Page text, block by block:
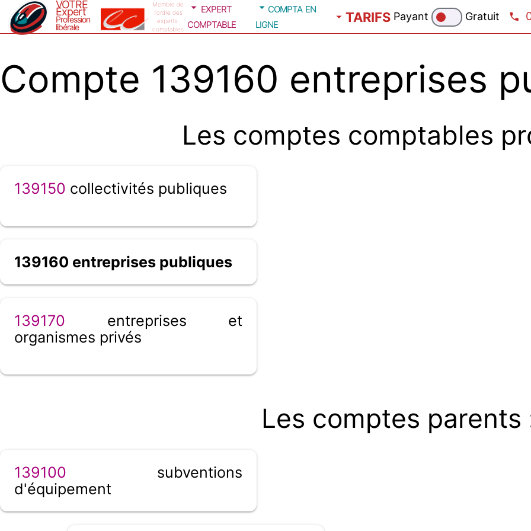
VOTRE
Expert
Profession
libérale
Membre de
l'ordre des
experts-
comptables
expert
comptable
compta en
ligne
TARIFS Payant Gratuit
Compte 139160 entreprises
Les comptes comptables
139150 collectivités publiques
139160 entreprises publiques
139170 entreprises et
organismes privés
Les comptes parents
139100 subventions
d'équipement